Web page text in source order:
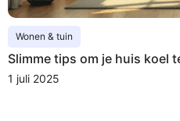
Wonen & tuin
Slimme tips om je huis koel
1 juli 2025